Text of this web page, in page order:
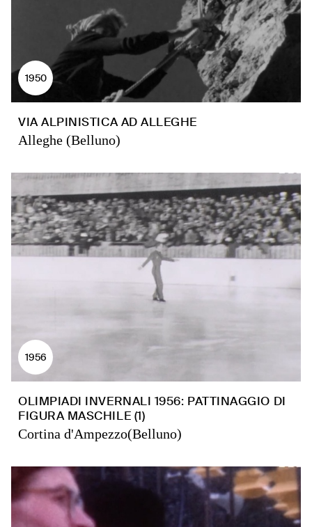
1950
VIA ALPINISTICA AD ALLEGHE
Alleghe (Belluno)
1956
OLIMPIADI INVERNALI 1956: PATTINAGGIO DI
FIGURA MASCHILE (1)
Cortina d'Ampezzo(Belluno)